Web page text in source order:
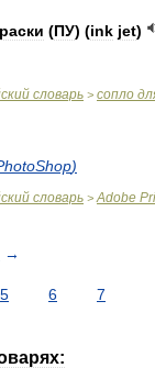
(ПУ) (ink jet)
словарь > сопло
)
словарь > Adobe
→
5 6 7